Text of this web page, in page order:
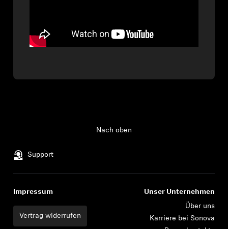
Support
Nach oben
Impressum
Vertrag widerrufen
Unser Unternehmen
Über uns
Karriere bei Sonova